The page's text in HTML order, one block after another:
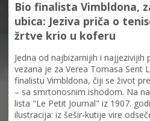
Bio finalista Vimbldona,
ubica: Jeziva priča o
žrtve krio u koferu
Jedna od najbizarnijih i najjezivijih
vezana je za Verea Tomasa Sent
finalistu Vimbldona, čiji se život
– sa smrtonosnim ishodom. Na
lista "Le Petit Journal" iz 1907.
ilustracija: iz šešir-kutije vire